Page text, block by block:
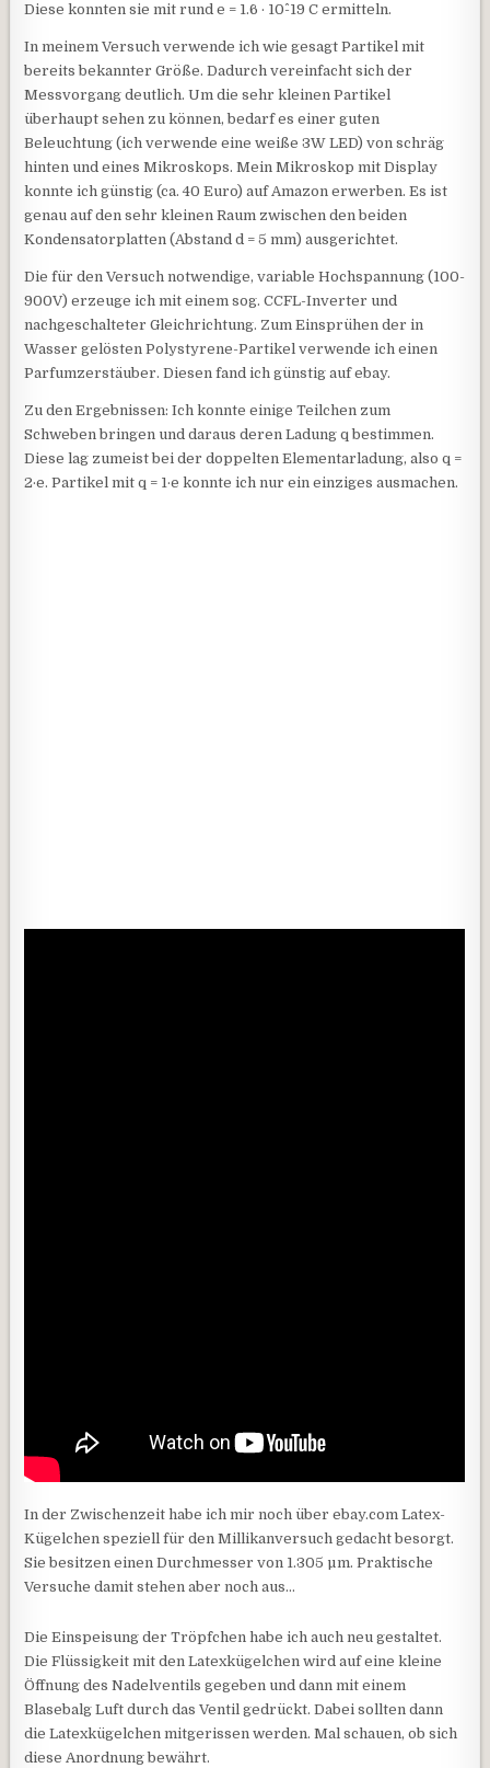
Diese konnten sie mit rund e = 1.6 · 10^-19 C ermitteln.
In meinem Versuch verwende ich wie gesagt Partikel mit
bereits bekannter Größe. Dadurch vereinfacht sich der
Messvorgang deutlich. Um die sehr kleinen Partikel
überhaupt sehen zu können, bedarf es einer guten
Beleuchtung (ich verwende eine weiße 3W LED) von schräg
hinten und eines Mikroskops. Mein Mikroskop mit Display
konnte ich günstig (ca. 40 Euro) auf Amazon erwerben. Es ist
genau auf den sehr kleinen Raum zwischen den beiden
Kondensatorplatten (Abstand d = 5 mm) ausgerichtet.
Die für den Versuch notwendige, variable Hochspannung (100-
900V) erzeuge ich mit einem sog. CCFL-Inverter und
nachgeschalteter Gleichrichtung. Zum Einsprühen der in
Wasser gelösten Polystyrene-Partikel verwende ich einen
Parfumzerstäuber. Diesen fand ich günstig auf ebay.
Zu den Ergebnissen: Ich konnte einige Teilchen zum
Schweben bringen und daraus deren Ladung q bestimmen.
Diese lag zumeist bei der doppelten Elementarladung, also q =
2·e. Partikel mit q = 1·e konnte ich nur ein einziges ausmachen.
In der Zwischenzeit habe ich mir noch über ebay.com Latex-
Kügelchen speziell für den Millikanversuch gedacht besorgt.
Sie besitzen einen Durchmesser von 1.305 µm. Praktische
Versuche damit stehen aber noch aus…
Die Einspeisung der Tröpfchen habe ich auch neu gestaltet.
Die Flüssigkeit mit den Latexkügelchen wird auf eine kleine
Öffnung des Nadelventils gegeben und dann mit einem
Blasebalg Luft durch das Ventil gedrückt. Dabei sollten dann
die Latexkügelchen mitgerissen werden. Mal schauen, ob sich
diese Anordnung bewährt.